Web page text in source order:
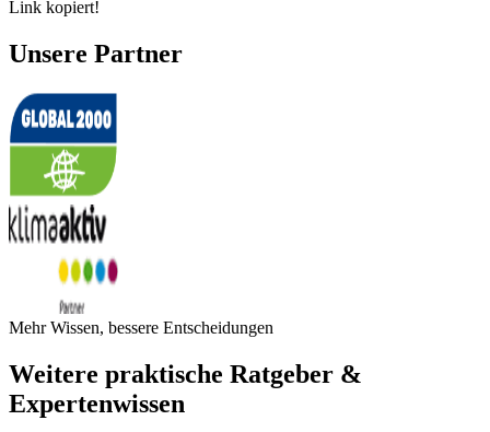
Link kopiert!
Unsere Partner
Mehr Wissen, bessere Entscheidungen
Weitere praktische Ratgeber &
Expertenwissen